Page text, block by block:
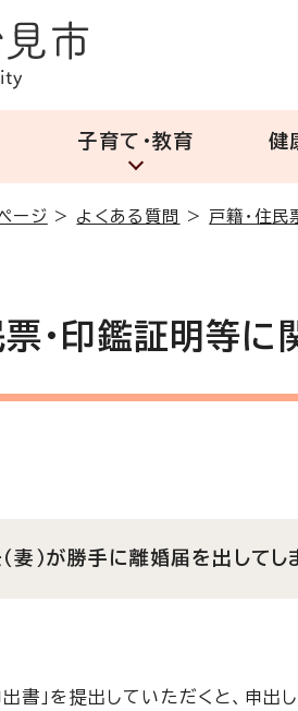
子育て・教育 健
ージ > よくある質問 > 戸籍・住民
票・印鑑証明等に
妻）が勝手に離婚届を出して
書」を提出していただくと、申